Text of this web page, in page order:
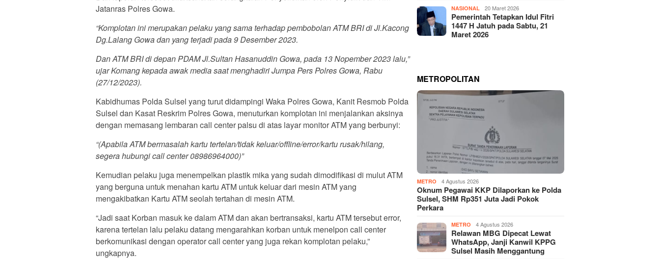
Jatanras Polres Gowa.
“Komplotan ini merupakan pelaku yang sama terhadap pembobolan ATM BRI di Jl.Kacong
Dg.Lalang Gowa dan yang terjadi pada 9 Desember 2023.
Dan ATM BRI di depan PDAM Jl.Sultan Hasanuddin Gowa, pada 13 Nopember 2023 lalu,”
ujar Komang kepada awak media saat menghadiri Jumpa Pers Polres Gowa, Rabu
(27/12/2023).
Kabidhumas Polda Sulsel yang turut didampingi Waka Polres Gowa, Kanit Resmob Polda
Sulsel dan Kasat Reskrim Polres Gowa, menuturkan komplotan ini menjalankan aksinya
dengan memasang lembaran call center palsu di atas layar monitor ATM yang berbunyi:
“(Apabila ATM bermasalah kartu tertelan/tidak keluar/offline/error/kartu rusak/hilang,
segera hubungi call center 08986964000)”
Kemudian pelaku juga menempelkan plastik mika yang sudah dimodifikasi di mulut ATM
yang berguna untuk menahan kartu ATM untuk keluar dari mesin ATM yang
mengakibatkan Kartu ATM seolah tertahan di mesin ATM.
“Jadi saat Korban masuk ke dalam ATM dan akan bertransaksi, kartu ATM tersebut error,
karena tertelan lalu pelaku datang mengarahkan korban untuk menelpon call center
berkomunikasi dengan operator call center yang juga rekan komplotan pelaku,”
ungkapnya.
NASIONAL 20 Maret 2026
Pemerintah Tetapkan Idul Fitri
1447 H Jatuh pada Sabtu, 21
Maret 2026
METROPOLITAN
METRO 4 Agustus 2026
Oknum Pegawai KKP Dilaporkan ke Polda
Sulsel, SHM Rp351 Juta Jadi Pokok
Perkara
METRO 4 Agustus 2026
Relawan MBG Dipecat Lewat
WhatsApp, Janji Kanwil KPPG
Sulsel Masih Menggantung